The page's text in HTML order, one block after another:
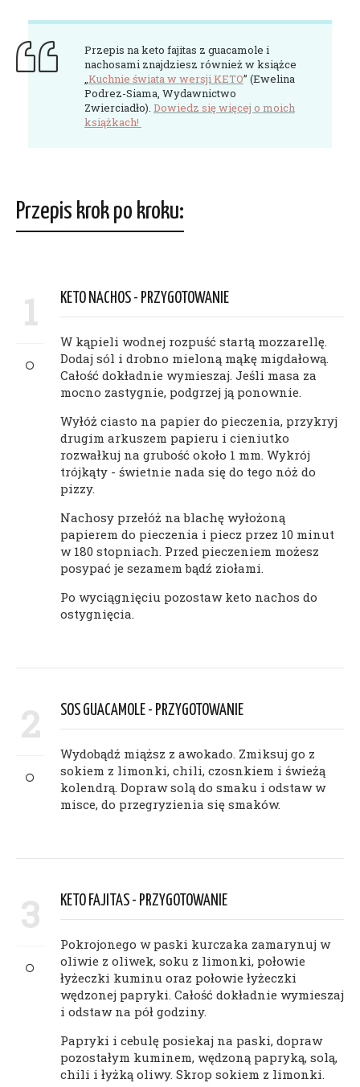
Przepis na keto fajitas z guacamole i
nachosami znajdziesz również w książce
Kuchnie świata w wersji KETO” (Ewelina
Podrez-Siama, Wydawnictwo
Zwierciadło). Dowiedz się więcej o moich
książkach!
Przepis krok po kroku:
1 KETO NACHOS - PRZYGOTOWANIE
W kąpieli wodnej rozpuść startą mozzarellę.
Dodaj sól i drobno mieloną mąkę migdałową.
Całość dokładnie wymieszaj. Jeśli masa za
mocno zastygnie, podgrzej ją ponownie.
Wyłóż ciasto na papier do pieczenia, przykryj
drugim arkuszem papieru i cieniutko
rozwałkuj na grubość około 1 mm. Wykrój
trójkąty - świetnie nada się do tego nóż do
pizzy.
Nachosy przełóż na blachę wyłożoną
papierem do pieczenia i piecz przez 10 minut
w 180 stopniach. Przed pieczeniem możesz
posypać je sezamem bądź ziołami.
Po wyciągnięciu pozostaw keto nachos do
ostygnięcia.
2 SOS GUACAMOLE - PRZYGOTOWANIE
Wydobądź miąższ z awokado. Zmiksuj go z
sokiem z limonki, chili, czosnkiem i świeżą
kolendrą. Dopraw solą do smaku i odstaw w
misce, do przegryzienia się smaków.
3 KETO FAJITAS - PRZYGOTOWANIE
Pokrojonego w paski kurczaka zamarynuj w
oliwie z oliwek, soku z limonki, połowie
łyżeczki kuminu oraz połowie łyżeczki
wędzonej papryki. Całość dokładnie wymieszaj
i odstaw na pół godziny.
Papryki i cebulę posiekaj na paski, dopraw
pozostałym kuminem, wędzoną papryką, solą,
chili i łyżką oliwy. Skrop sokiem z limonki.